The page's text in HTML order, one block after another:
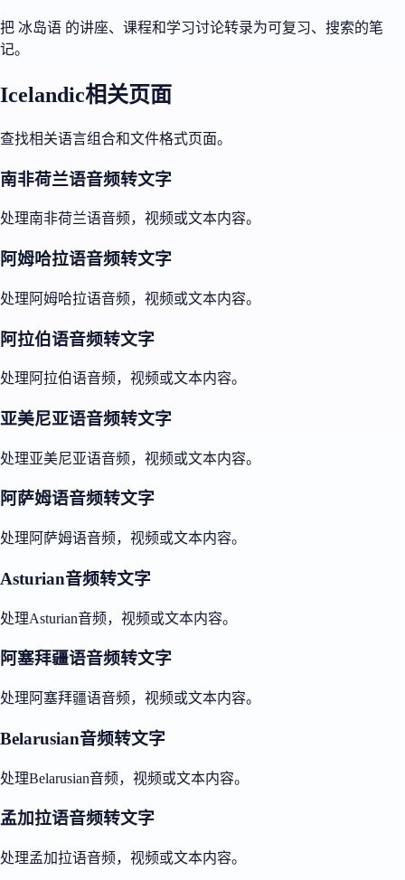
把 冰岛语 的讲座、课程和学习讨论转录为可复习、搜索的笔
记。
Icelandic相关页面
查找相关语言组合和文件格式页面。
南非荷兰语音频转文字
处理南非荷兰语音频，视频或文本内容。
阿姆哈拉语音频转文字
处理阿姆哈拉语音频，视频或文本内容。
阿拉伯语音频转文字
处理阿拉伯语音频，视频或文本内容。
亚美尼亚语音频转文字
处理亚美尼亚语音频，视频或文本内容。
阿萨姆语音频转文字
处理阿萨姆语音频，视频或文本内容。
Asturian音频转文字
处理Asturian音频，视频或文本内容。
阿塞拜疆语音频转文字
处理阿塞拜疆语音频，视频或文本内容。
Belarusian音频转文字
处理Belarusian音频，视频或文本内容。
孟加拉语音频转文字
处理孟加拉语音频，视频或文本内容。